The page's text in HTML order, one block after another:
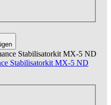
Stabilisatorkit MX-5 ND